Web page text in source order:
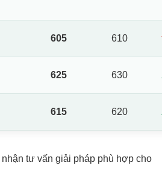
605 610
625 630
615 620
tư vấn giải pháp phù hợp cho